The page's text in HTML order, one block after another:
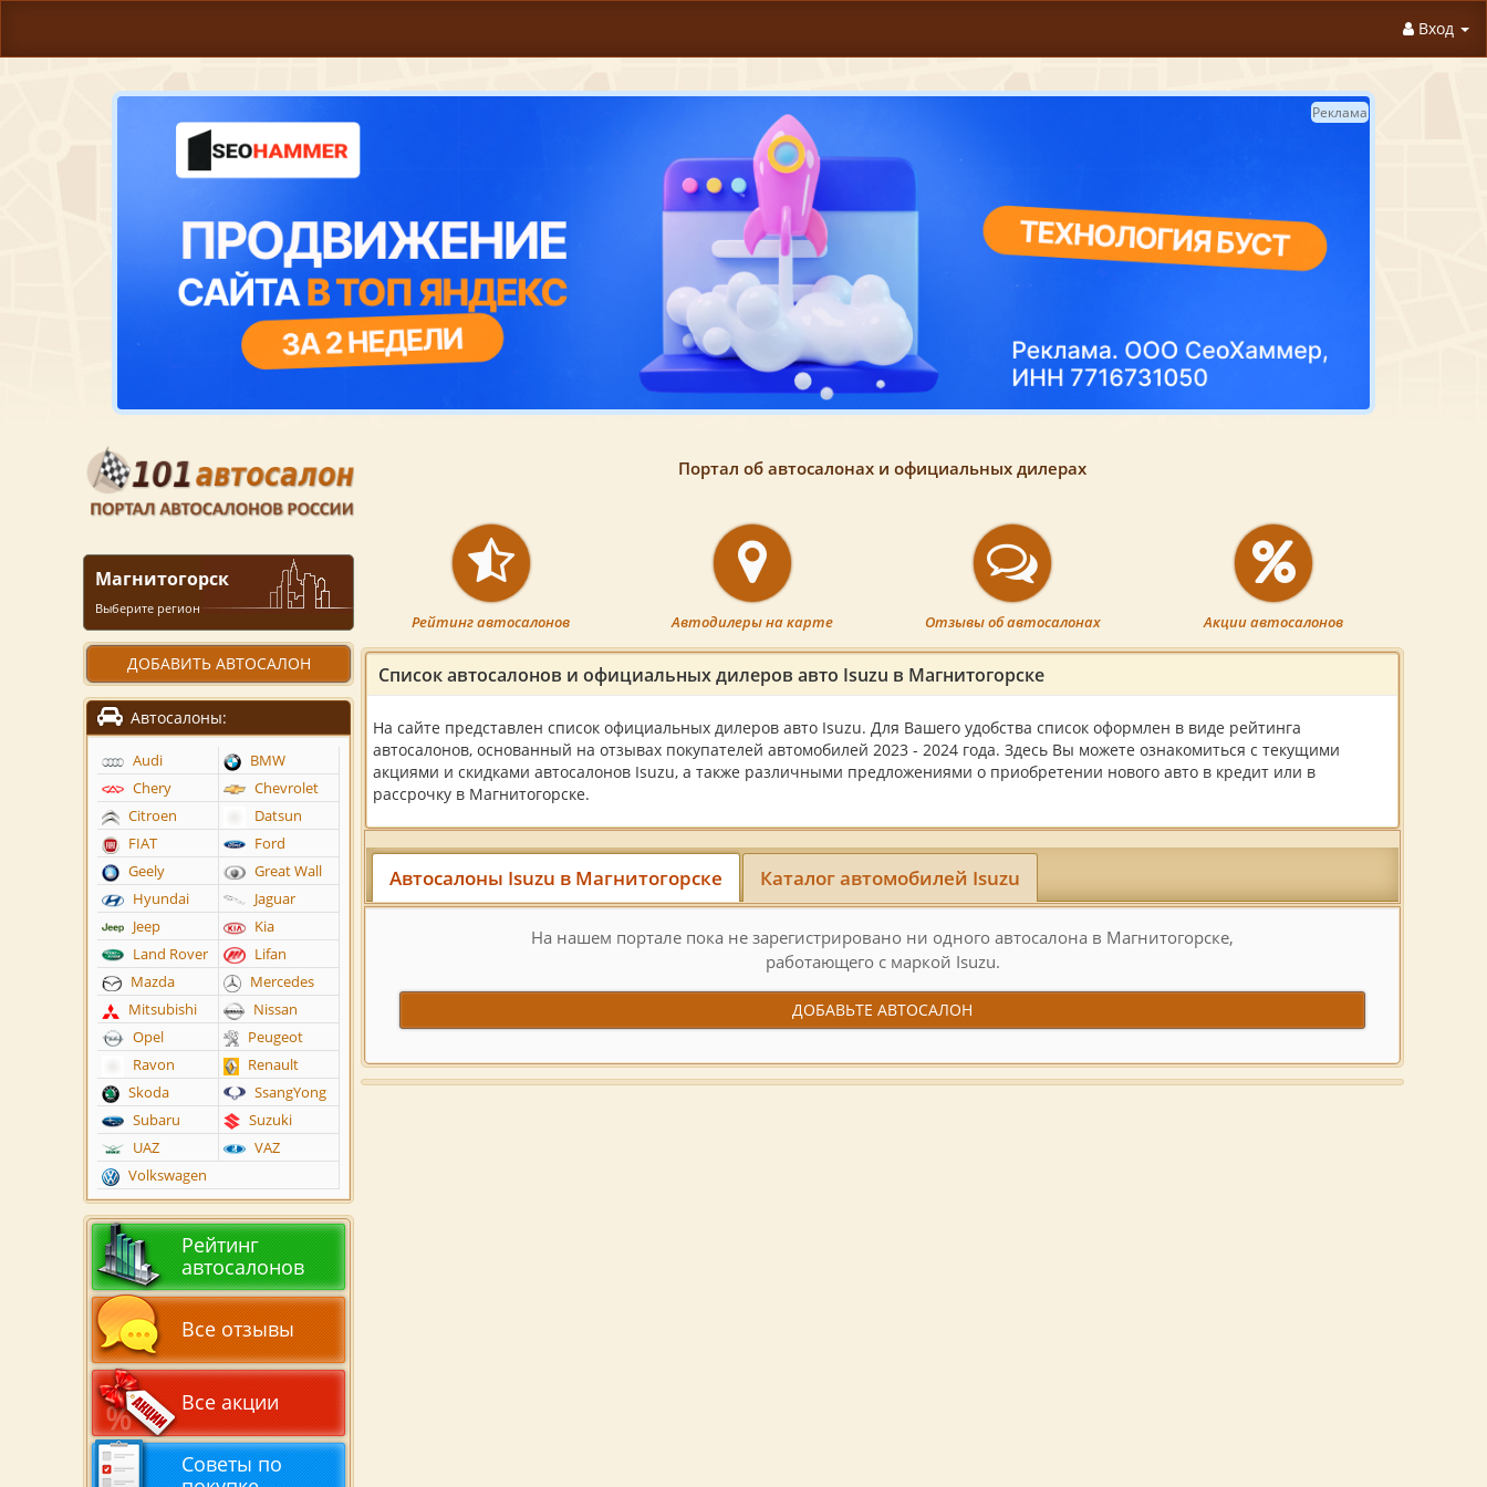
Реклама
Список автосалонов и официальных дилеров авто Isuzu в Магнитогорске
На сайте представлен список официальных дилеров авто Isuzu. Для Вашего удобства список оформлен в виде рейтинга
автосалонов, основанный на отзывах покупателей автомобилей 2023 - 2024 года. Здесь Вы можете ознакомиться с текущими
акциями и скидками автосалонов Isuzu, а также различными предложениями о приобретении нового авто в кредит или в
рассрочку в Магнитогорске.
Автосалоны Isuzu в Магнитогорске Каталог автомобилей Isuzu
На нашем портале пока не зарегистрировано ни одного автосалона в Магнитогорске,
работающего с маркой Isuzu.
ДОБАВЬТЕ АВТОСАЛОН
Портал об автосалонах и официальных дилерах
Рейтинг автосалонов Автодилеры на карте Отзывы об автосалонах Акции автосалонов
Магнитогорск
Выберите регион
ДОБАВИТЬ АВТОСАЛОН
Автосалоны:
Audi
BMW
Chery
Chevrolet
Citroen
Datsun
FIAT
Ford
Geely
Great Wall
Hyundai
Jaguar
Jeep
Kia
Land Rover
Lifan
Mazda
Mercedes
Mitsubishi
Nissan
Opel
Peugeot
Ravon
Renault
Skoda
SsangYong
Subaru
Suzuki
UAZ
VAZ
Volkswagen
Рейтинг
автосалонов
Все отзывы
Все акции
Советы по
Вход